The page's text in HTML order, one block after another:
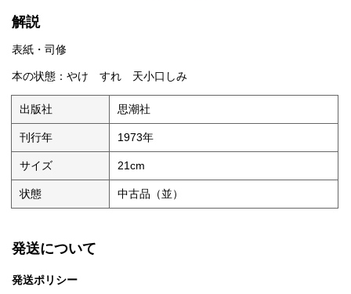
解説
表紙・司修
本の状態：やけ すれ 天小口しみ
出版社 思潮社
刊行年 1973年
サイズ 21cm
状態 中古品（並）
発送について
発送ポリシー